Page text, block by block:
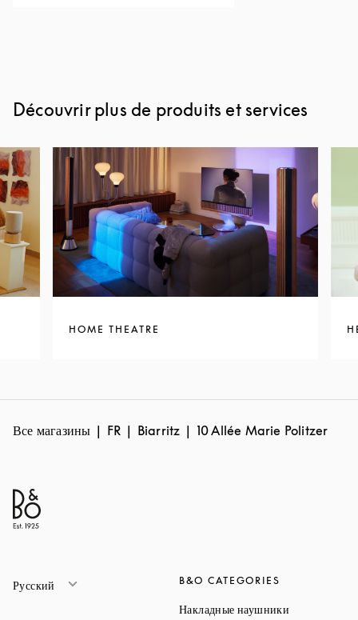
Découvrir plus de produits et services
HOME THEATRE
Все магазины FR Biarritz 10 Allée Marie Politzer
Русский B&O CATEGORIES
Накладные наушники